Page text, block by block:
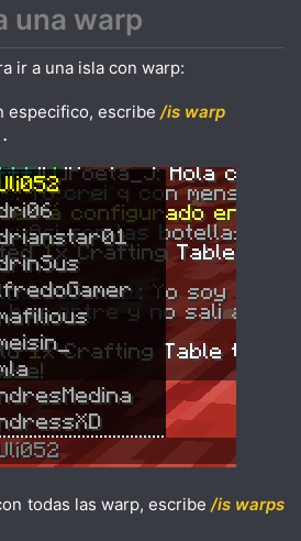
una warp
ir a una isla con warp:
especifico, escribe /is warp
.
todas las warp, escribe /is warps